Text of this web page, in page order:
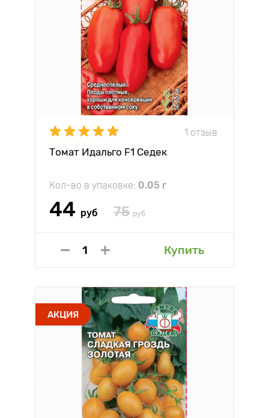
1 отзыв
Томат Идальго F1 Седек
Кол-во в упаковке: 0.05 г
44 руб 75 руб
Купить
АКЦИЯ